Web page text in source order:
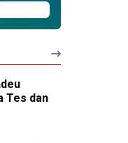
Tes dan